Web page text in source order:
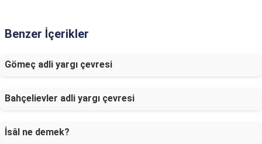
Benzer İçerikler
Gömeç adli yargı çevresi
Bahçelievler adli yargı çevresi
İsâl ne demek?